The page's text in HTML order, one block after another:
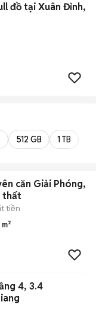
đồ tại Xuân Đỉnh,
512 GB 1 TB
căn Giải Phóng,
thất
tiền
4, 3.4